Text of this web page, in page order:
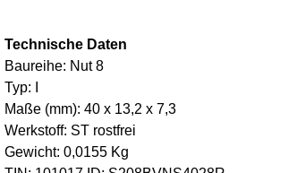
Technische Daten
Baureihe: Nut 8
Typ: I
Maße (mm): 40 x 13,2 x 7,3
Werkstoff: ST rostfrei
Gewicht: 0,0155 Kg